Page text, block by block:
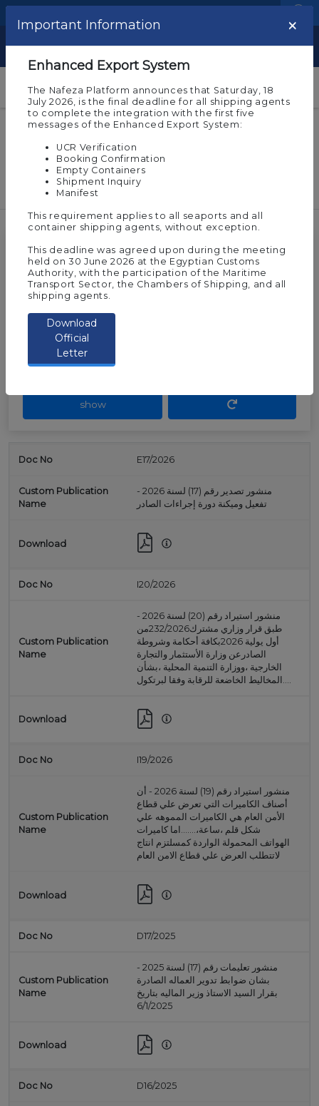
Show
Customs publications
See all publications related to the organization of
the Egyptian customs movement with regard to
export and import
show
E17/2026
منشور تصدير رقم (17) لسنة 2026 -
تفعيل وميكنة دورة إجراءات الصادر
I20/2026
منشور استيراد رقم (20) لسنة 2026 -
طبق قرار وزاري مشترك232/2026من
أول يولية 2026بكافة أحكامة وشروطة
الصادرعن وزارة الأستثمار والتجارة
الخارجية ،ووزارة التنمية المحلية ،بشأن
I19/2026
منشور استيراد رقم (19) لسنة 2026 - أن
أصناف الكاميرات التي تعرض علي قطاع
الأمن العام هي الكاميرات المموهه علي
شكل قلم ،ساعة،.......اما كاميرات
الهواتف المحمولة الواردة كمسلتزم انتاج
لاتتطلب العرض علي قطاع الامن العام
D17/2025
منشور تعليمات رقم (17) لسنة 2025 -
بشان ضوابط تدوير العماله الصادرة
بقرار السيد الاستاذ وزير الماليه بتاريخ
6/1/2025
D16/2025
Important Information ×
Enhanced Export System
The Nafeza Platform announces that Saturday, 18
July 2026, is the final deadline for all shipping agents
to complete the integration with the first five
messages of the Enhanced Export System:
UCR Verification
Booking Confirmation
Empty Containers
Shipment Inquiry
Manifest
This requirement applies to all seaports and all
container shipping agents, without exception.
This deadline was agreed upon during the meeting
held on 30 June 2026 at the Egyptian Customs
Authority, with the participation of the Maritime
Transport Sector, the Chambers of Shipping, and all
shipping agents.
Download
Official
Letter